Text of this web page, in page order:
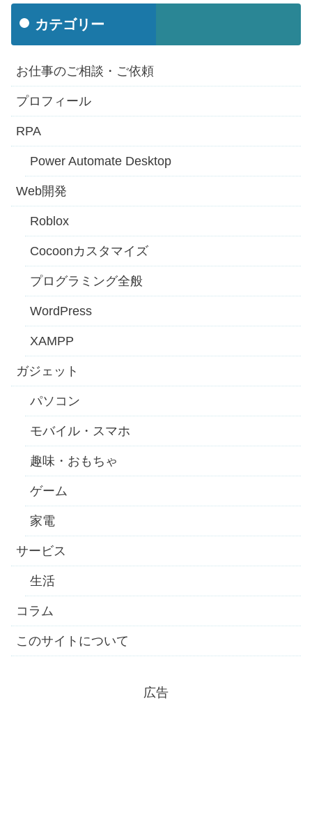
カテゴリー
お仕事のご相談・ご依頼
プロフィール
RPA
Power Automate Desktop
Web開発
Roblox
Cocoonカスタマイズ
プログラミング全般
WordPress
XAMPP
ガジェット
パソコン
モバイル・スマホ
趣味・おもちゃ
ゲーム
家電
サービス
生活
コラム
このサイトについて
広告